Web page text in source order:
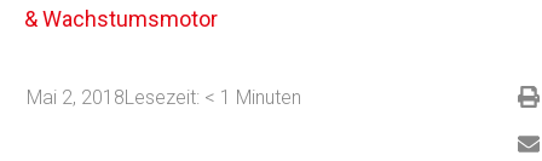
& Wachstumsmotor
Mai 2, 2018Lesezeit: < 1 Minuten